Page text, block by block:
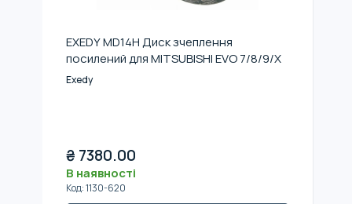
EXEDY MD14H Диск зчеплення
посилений для MITSUBISHI EVO 7/8/9/X
Exedy
₴ 7380.00
В наявності
Код:1130-620